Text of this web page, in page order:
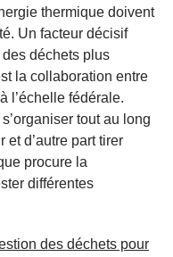
thermique doivent
Un facteur décisif
déchets plus
la collaboration entre
l’échelle fédérale.
tout au long
d’autre part tirer
procure la
différentes
des déchets pour